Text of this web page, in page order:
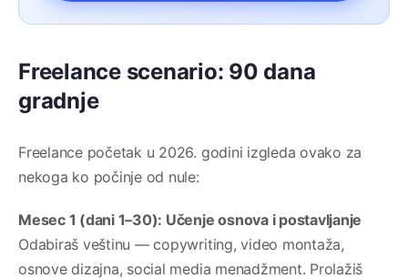
Freelance scenario: 90 dana
gradnje
Freelance početak u 2026. godini izgleda ovako za
nekoga ko počinje od nule:
Mesec 1 (dani 1–30): Učenje osnova i postavljanje
Odabiraš veštinu — copywriting, video montaža,
osnove dizajna, social media menadžment. Prolažiš